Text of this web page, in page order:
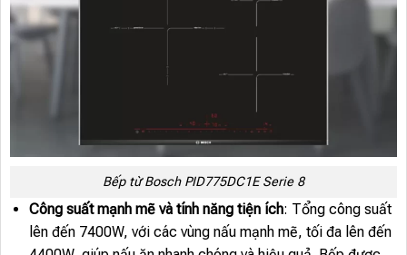
Bếp từ Bosch PID775DC1E Serie 8
Công suất mạnh mẽ và tính năng tiện ích: Tổng công suất
lên đến 7400W, với các vùng nấu mạnh mẽ, tối đa lên đến